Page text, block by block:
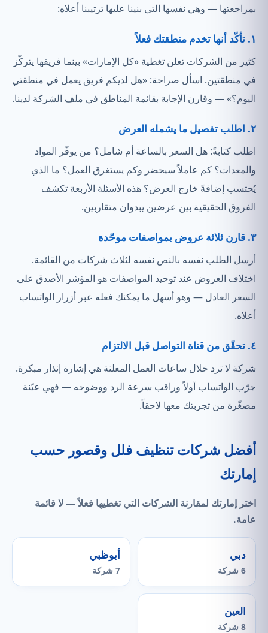
بمراجعتها — وهي نفسها التي بنينا عليها ترتيبنا أعلاه:
١. تأكّد أنها تخدم منطقتك فعلاً
كثير من الشركات تعلن تغطية «كل الإمارات» بينما فريقها يتركّز
في منطقتين. اسأل صراحة: «هل لديكم فريق يعمل في منطقتي
اليوم؟» — وقارن الإجابة بقائمة المناطق في ملف الشركة لدينا.
٢. اطلب تفصيل ما يشمله العرض
اطلب كتابةً: هل السعر بالساعة أم شامل؟ من يوفّر المواد
والمعدات؟ كم عاملاً سيحضر وكم يستغرق العمل؟ ما الذي
يُحتسب إضافةً خارج العرض؟ هذه الأسئلة الأربعة تكشف
الفروق الحقيقية بين عرضين يبدوان متقاربين.
٣. قارن ثلاثة عروض بمواصفات موحّدة
أرسل الطلب نفسه بالنص نفسه لثلاث شركات من القائمة.
اختلاف العروض عند توحيد المواصفات هو المؤشر الأصدق على
السعر العادل — وهو أسهل ما يمكنك فعله عبر أزرار الواتساب
أعلاه.
٤. تحقّق من قناة التواصل قبل الالتزام
شركة لا ترد خلال ساعات العمل المعلنة هي إشارة إنذار مبكرة.
جرّب الواتساب أولاً وراقب سرعة الرد ووضوحه — فهي عيّنة
مصغّرة من تجربتك معها لاحقاً.
أفضل شركات تنظيف فلل وقصور حسب
إمارتك
اختر إمارتك لمقارنة الشركات التيتغطيها فعلاً— لا قائمة
عامة.
دبي
6 شركة
أبوظبي
7 شركة
العين
8 شركة